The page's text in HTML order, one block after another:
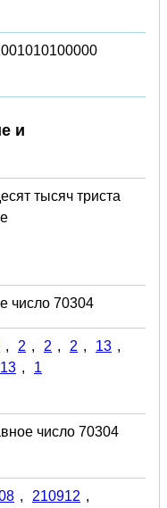
и
тысяч триста
число 70304
, 2 , 2 , 2 , 13 ,
13 , 1
число 70304
, 210912 ,